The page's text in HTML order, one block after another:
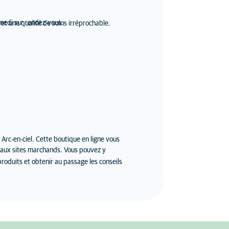
sur rendez-vous.
une qualité de soins irréprochable.
en-ciel. Cette boutique en ligne vous
sites marchands. Vous pouvez y
et obtenir au passage les conseils